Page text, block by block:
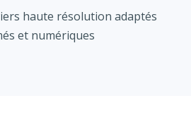
haute résolution adaptés
et numériques